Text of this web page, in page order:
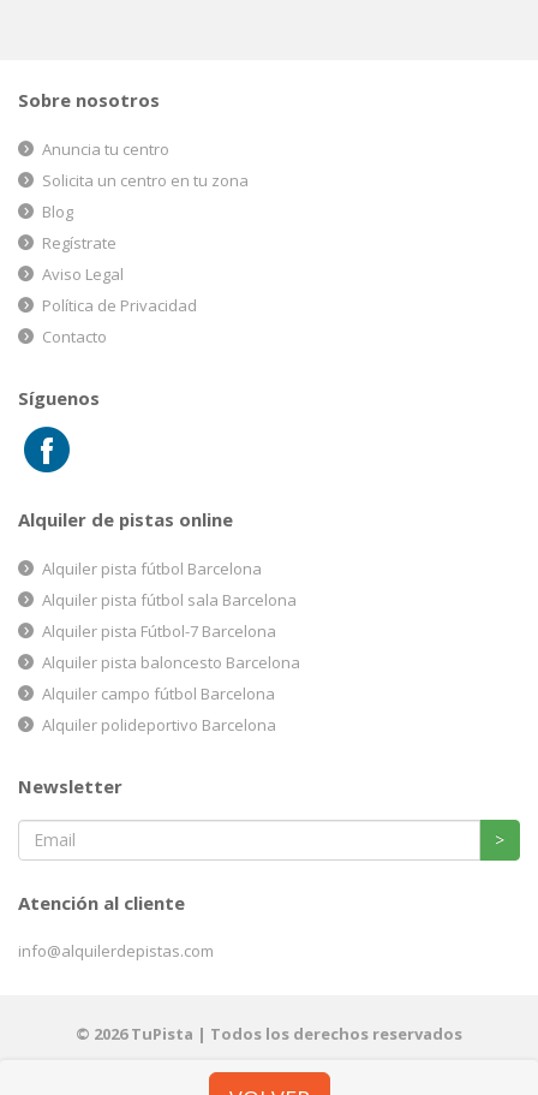
Sobre nosotros
Anuncia tu centro
Solicita un centro en tu zona
Blog
Regístrate
Aviso Legal
Política de Privacidad
Contacto
Síguenos
Alquiler de pistas online
Alquiler pista fútbol Barcelona
Alquiler pista fútbol sala Barcelona
Alquiler pista Fútbol-7 Barcelona
Alquiler pista baloncesto Barcelona
Alquiler campo fútbol Barcelona
Alquiler polideportivo Barcelona
Newsletter
>
Atención al cliente
info@alquilerdepistas.com
© 2026 TuPista | Todos los derechos reservados